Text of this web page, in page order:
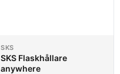
SKS
SKS Flaskhållare
anywhere